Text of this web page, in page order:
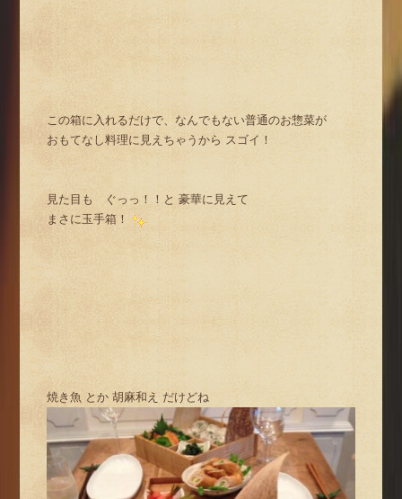
この箱に入れるだけで、なんでもない普通のお惣菜が
おもてなし料理に見えちゃうから スゴイ！
見た目も ぐっっ！！と 豪華に見えて
まさに玉手箱！
焼き魚 とか 胡麻和え だけどね